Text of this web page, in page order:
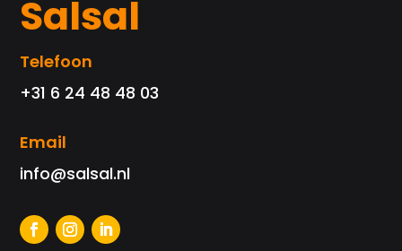
Salsal
Telefoon
+31 6 24 48 48 03
Email
info@salsal.nl